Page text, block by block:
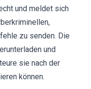
und meldet sich
zu senden. Die
und
sie nach der
können.